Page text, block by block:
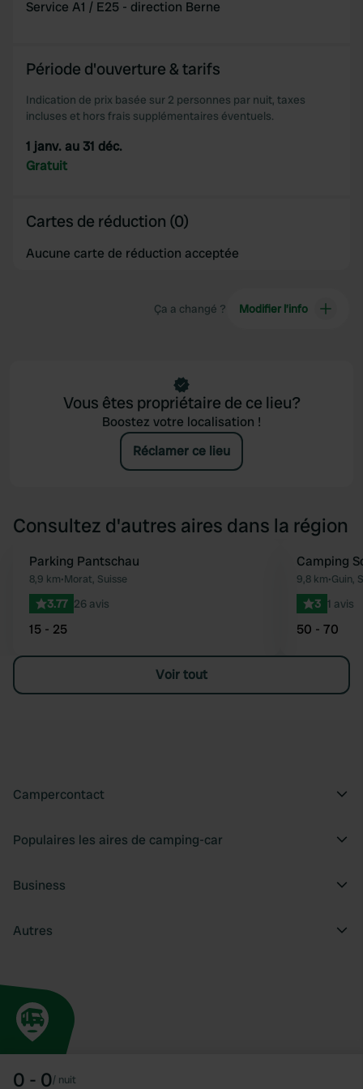
may combine it with other information that you’ve
provided to them or that they’ve collected from your use
of their services.
0 - 0/ nuit
Service A1 / E25 - direction Berne
Période d'ouverture & tarifs
Indication de prix basée sur 2 personnes par nuit, taxes
incluses et hors frais supplémentaires éventuels.
1 janv. au 31 déc.
Gratuit
Cartes de réduction (0)
Aucune carte de réduction acceptée
Ça a changé ? Modifier l’info
Vous êtes propriétaire de ce lieu?
Boostez votre localisation !
Réclamer ce lieu
Consultez d'autres aires dans la région
Préféré
Parking Pantschau
8,9 km•Morat, Suisse
3.77 26 avis
15 - 25
Camping
9,8 km•Guin,
3 1 avis
50 - 70
Voir tout
Campercontact
Populaires les aires de camping-car
Business
Autres